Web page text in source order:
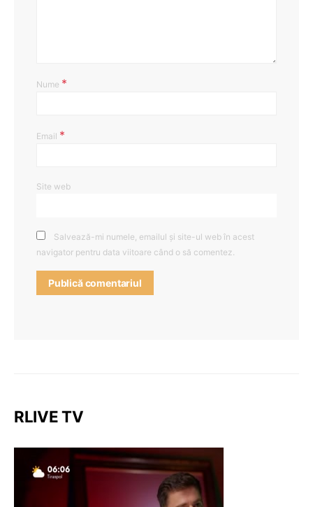
Nume *
Email *
Site web
Salvează-mi numele, emailul și site-ul web în acest
navigator pentru data viitoare când o să comentez.
RLIVE TV